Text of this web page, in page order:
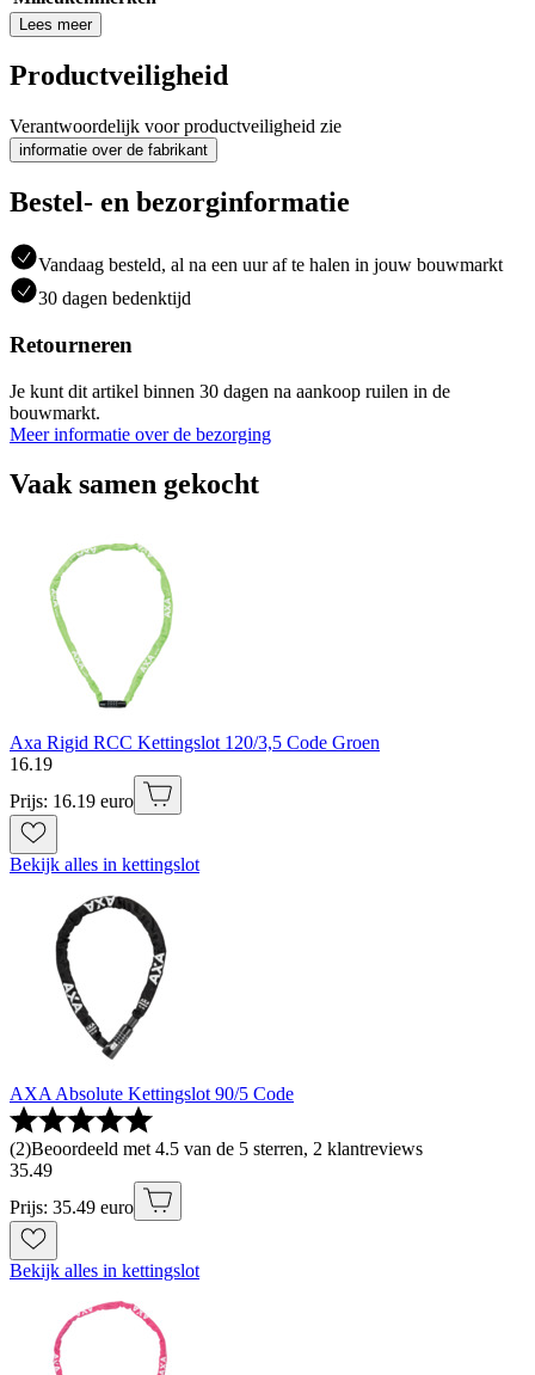
Lees meer
Productveiligheid
Verantwoordelijk voor productveiligheid zie
informatie over de fabrikant
Bestel- en bezorginformatie
Vandaag besteld, al na een uur af te halen in jouw bouwmarkt
30 dagen bedenktijd
Retourneren
Je kunt dit artikel binnen 30 dagen na aankoop ruilen in de
bouwmarkt.
Meer informatie over de bezorging
Vaak samen gekocht
Axa Rigid RCC Kettingslot 120/3,5 Code Groen
16.19
Prijs: 16.19 euro
Bekijk alles in kettingslot
AXA Absolute Kettingslot 90/5 Code
(2)Beoordeeld met 4.5 van de 5 sterren, 2 klantreviews
35.49
Prijs: 35.49 euro
Bekijk alles in kettingslot